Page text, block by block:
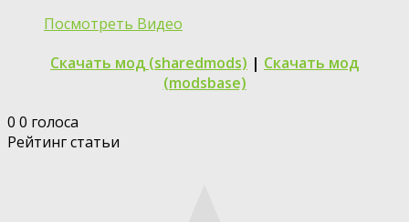
Посмотреть Видео
Скачать мод (sharedmods) | Скачать мод
(modsbase)
0 0 голоса
Рейтинг статьи